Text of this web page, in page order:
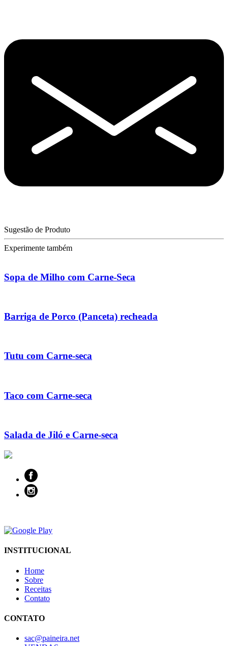
Sugestão de Produto
Experimente também
Sopa de Milho com Carne-Seca
Barriga de Porco (Panceta) recheada
Tutu com Carne-seca
Taco com Carne-seca
Salada de Jiló e Carne-seca
INSTITUCIONAL
Home
Sobre
Receitas
Contato
CONTATO
sac@paineira.net